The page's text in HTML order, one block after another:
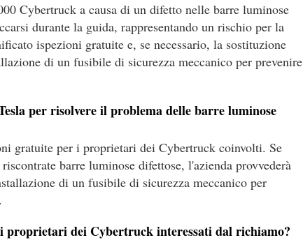
Cybertruck a causa di un difetto nelle barre luminose
durante la guida, rappresentando un rischio per la
ispezioni gratuite e, se necessario, la sostituzione
di un fusibile di sicurezza meccanico per prevenire
per risolvere il problema delle barre luminose
gratuite per i proprietari dei Cybertruck coinvolti. Se
barre luminose difettose, l'azienda provvederà
di un fusibile di sicurezza meccanico per
proprietari dei Cybertruck interessati dal richiamo?